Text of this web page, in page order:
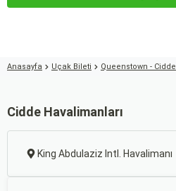
Anasayfa Uçak Bileti Queenstown - Cidde
Cidde Havalimanları
King Abdulaziz Intl. Havalimanı